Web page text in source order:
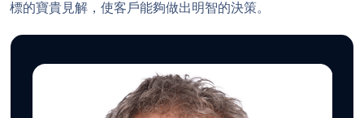
標的寶貴見解，使客戶能夠做出明智的決策。